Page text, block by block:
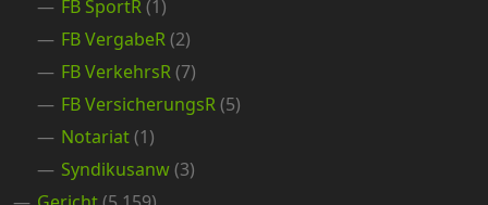
FB SportR(1)
FB VergabeR(2)
FB VerkehrsR(7)
FB VersicherungsR(5)
Notariat(1)
Syndikusanw(3)